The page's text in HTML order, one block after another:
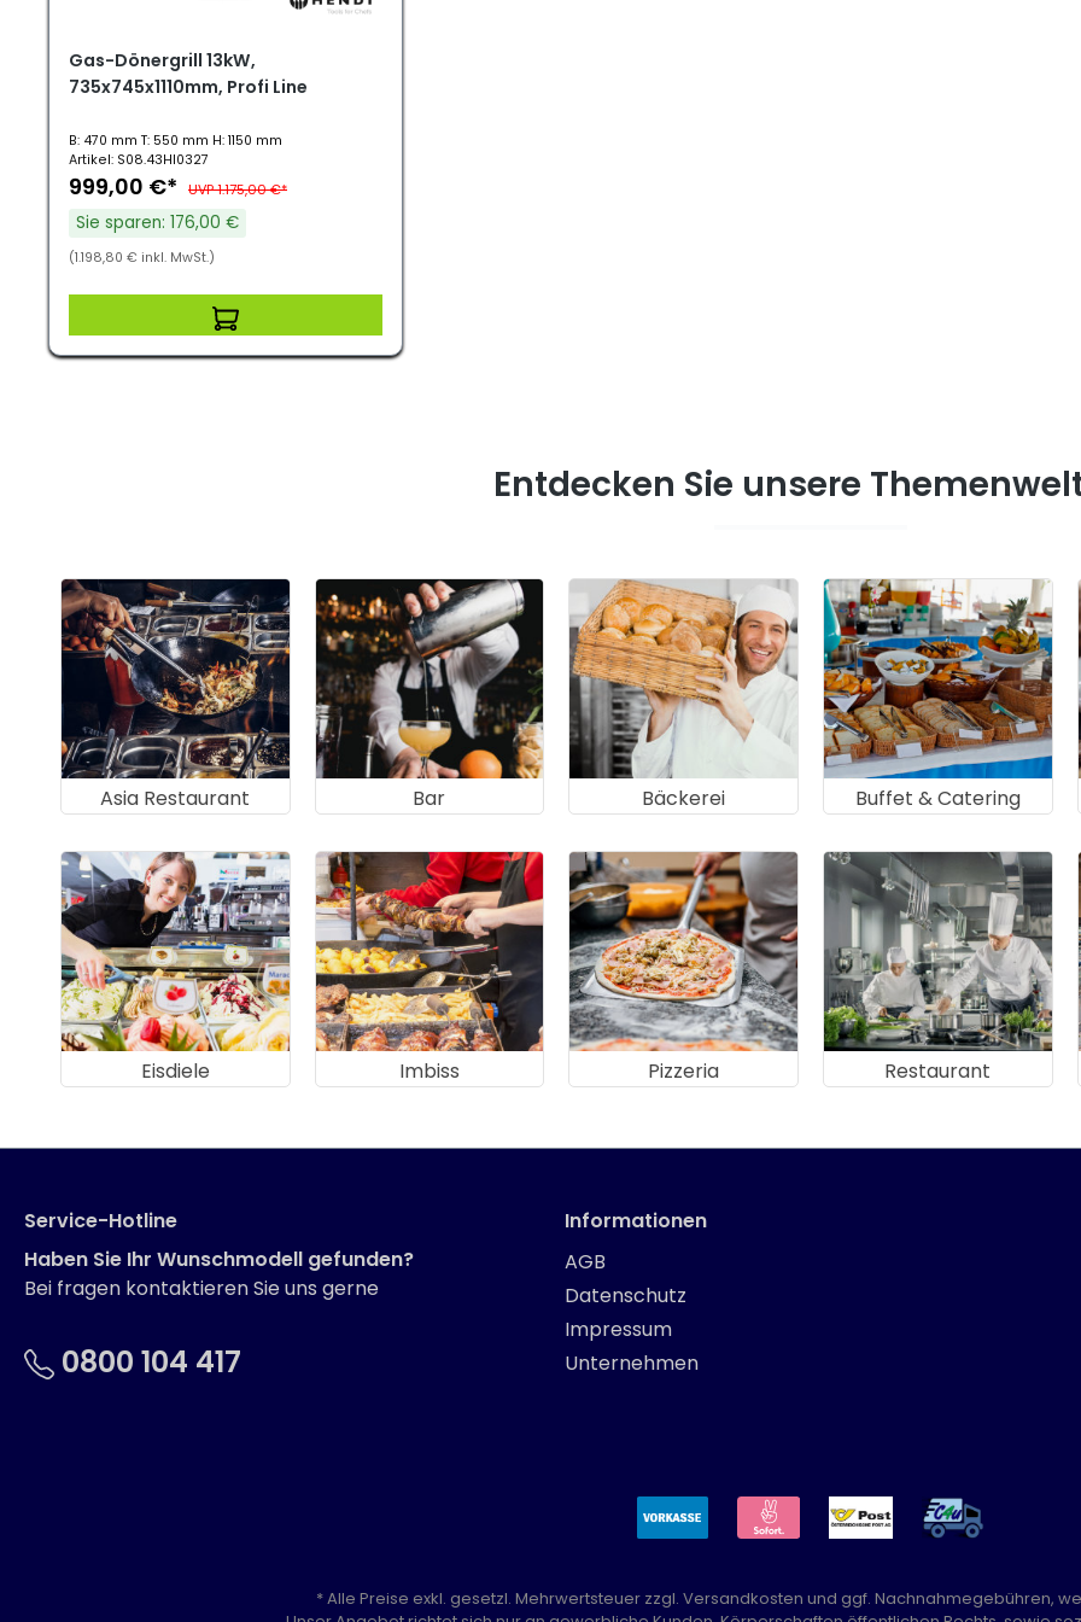
Gas-Dönergrill 13kW,
735x745x1110mm, Profi Line
B: 470 mm T: 550 mm H: 1150 mm
Artikel: S08.43HI0327
999,00 €* UVP 1.175,00 €*
Sie sparen: 176,00 €
(1.198,80 € inkl. MwSt.)
Entdecken Sie unsere
Asia Restaurant Bar Bäckerei Buffet & Catering
Eisdiele Imbiss Pizzeria Restaurant
Service-Hotline
Haben Sie Ihr Wunschmodell gefunden?
Bei fragen kontaktieren Sie uns gerne
0800 104 417
Informationen
AGB
Datenschutz
Impressum
Unternehmen
* Alle Preise exkl. gesetzl. Mehrwertsteuer zzgl. Versandkosten und ggf. Nachnahmegebühren,